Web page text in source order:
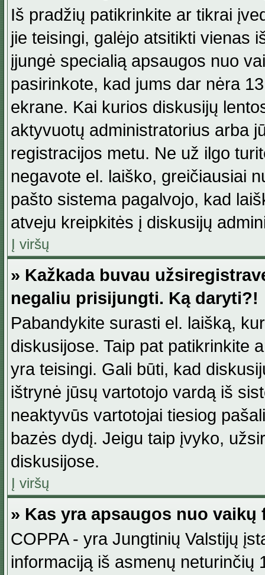
Iš pradžių patikrinkite ar tikrai
jie teisingi, galėjo atsitikti vienas
įjungė specialią apsaugos nuo
pasirinkote, kad jums dar nėra
ekrane. Kai kurios diskusijų
aktyvuotų administratorius arba
registracijos metu. Ne už ilgo
negavote el. laiško, greičiausiai
pašto sistema pagalvojo, kad
atveju kreipkitės į diskusijų
Į viršų
» Kažkada buvau
negaliu prisijungti. Ką daryti?!
Pabandykite surasti el. laišką,
diskusijose. Taip pat patikrinkite
yra teisingi. Gali būti, kad
ištrynė jūsų vartotojo vardą iš
neaktyvūs vartotojai tiesiog
bazės dydį. Jeigu taip įvyko,
diskusijose.
Į viršų
» Kas yra apsaugos nuo vaikų
COPPA - yra Jungtinių Valstijų
informaciją iš asmenų neturinčių